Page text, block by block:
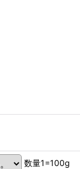
数量1=100g